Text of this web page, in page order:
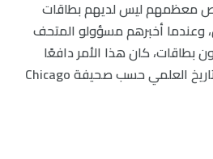
إلّا أنّ 4500 شخص معظمهم ليس لديهم بطاقات
أخبرهم مسؤولو المتحف
بطاقات، كان هذا الأمر دافعًا
لأول أعمال شغب في التاريخ العلمي حسب صحيفة Chicago